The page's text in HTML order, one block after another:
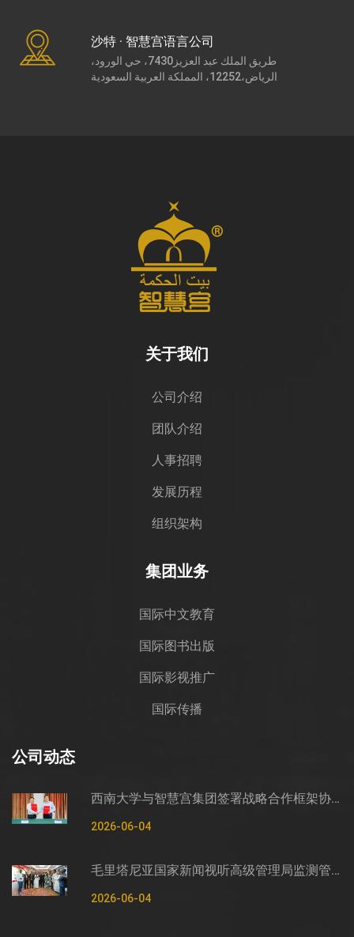
沙特 · 智慧宫语言公司
طريق الملك عبد العزيز7430، حي الورود،
الرياض،12252، المملكة العربية السعودية
关于我们
公司介绍
团队介绍
人事招聘
发展历程
组织架构
集团业务
国际中文教育
国际图书出版
国际影视推广
国际传播
公司动态
西南大学与智慧宫集团签署战略合作框架协议
2026-06-04
毛里塔尼亚国家新闻视听高级管理局监测管控司司长穆罕默德·哈桑·埃萨利姆一行莅临智慧宫调研
2026-06-04